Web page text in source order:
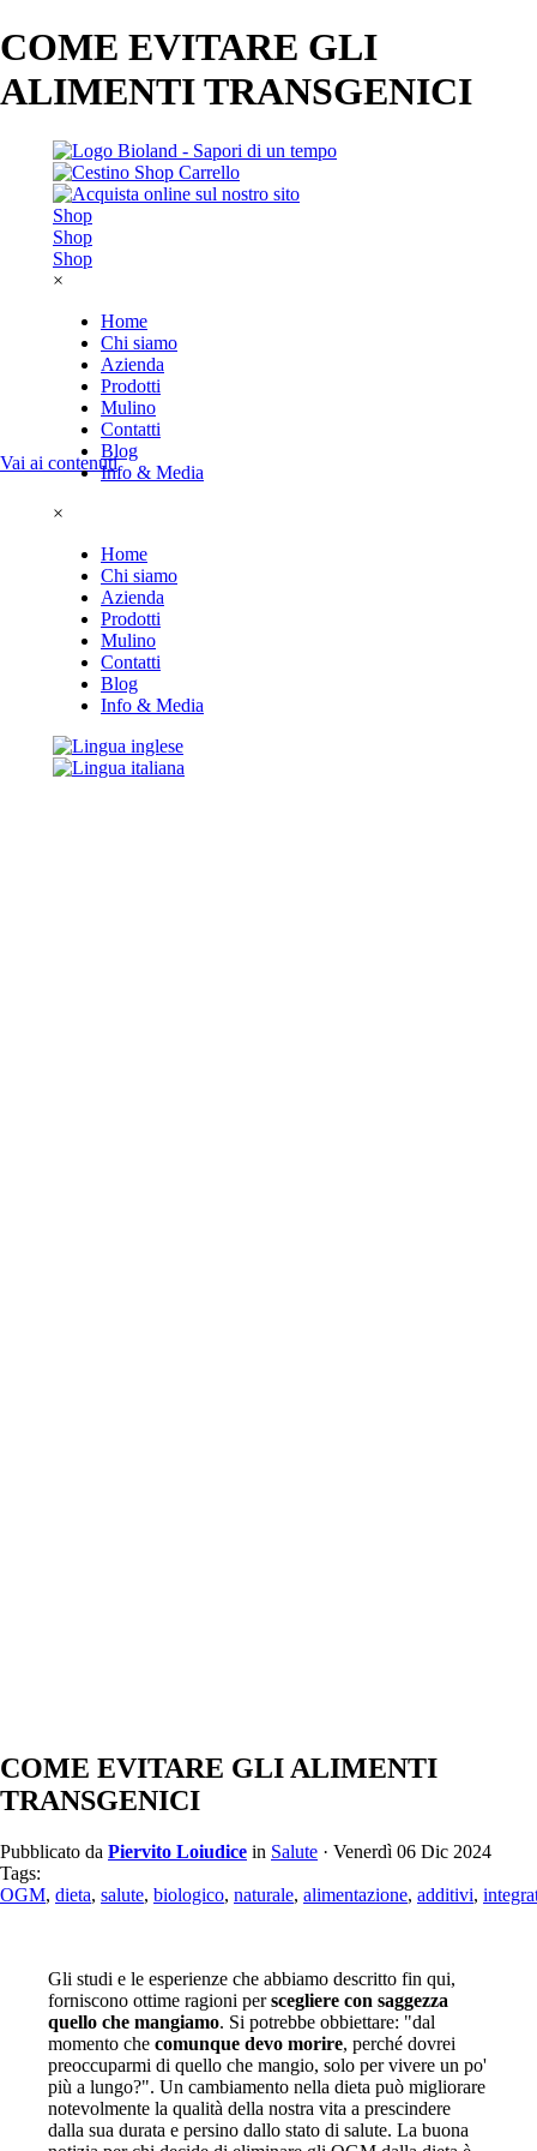
COME EVITARE GLI
ALIMENTI TRANSGENICI
Shop
Shop
Shop
×
Home
Chi siamo
Azienda
Prodotti
Mulino
Contatti
Blog
Info & Media
×
Home
Chi siamo
Azienda
Prodotti
Mulino
Contatti
Blog
Info & Media
Vai ai contenuti
COME EVITARE GLI ALIMENTI
TRANSGENICI
Pubblicato da Piervito Loiudice in Salute · Venerdì 06 Dic 2024
Tags:
OGM, dieta, salute, biologico, naturale, alimentazione, additivi,
Gli studi e le esperienze che abbiamo descritto fin qui,
forniscono ottime ragioni per scegliere con saggezza
quello che mangiamo. Si potrebbe obbiettare: "dal
momento che comunque devo morire, perché dovrei
preoccuparmi di quello che mangio, solo per vivere un po'
più a lungo?". Un cambiamento nella dieta può migliorare
notevolmente la qualità della nostra vita a prescindere
dalla sua durata e persino dallo stato di salute. La buona